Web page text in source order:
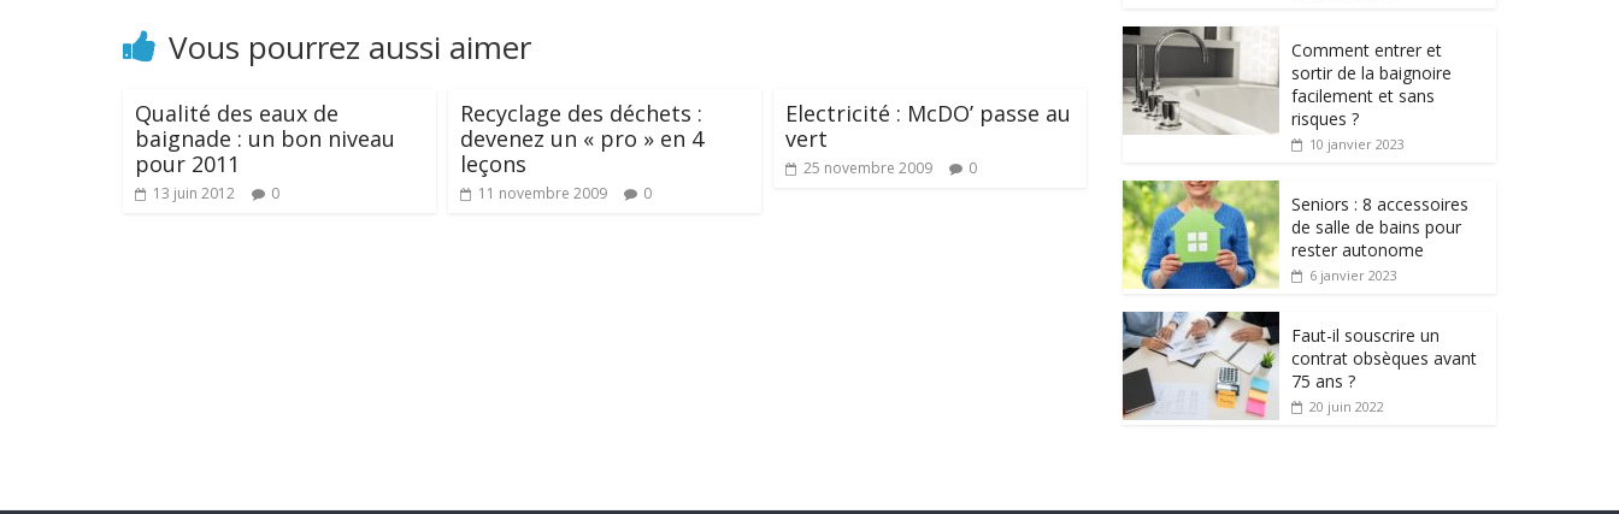
Vous pourrez aussi aimer
Qualité des eaux de
baignade : un bon niveau
pour 2011
13 juin 2012 0
Recyclage des déchets :
devenez un « pro » en 4
leçons
11 novembre 2009 0
Electricité : McDO’ passe au
vert
25 novembre 2009 0
Comment entrer et
sortir de la baignoire
facilement et sans
risques ?
10 janvier 2023
Seniors : 8 accessoires
de salle de bains pour
rester autonome
6 janvier 2023
Faut-il souscrire un
contrat obsèques avant
75 ans ?
20 juin 2022